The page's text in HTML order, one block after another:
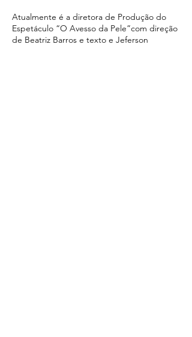
Atualmente é a diretora de Produção do
Espetáculo “O Avesso da Pele”com direção
de Beatriz Barros e texto e Jeferson